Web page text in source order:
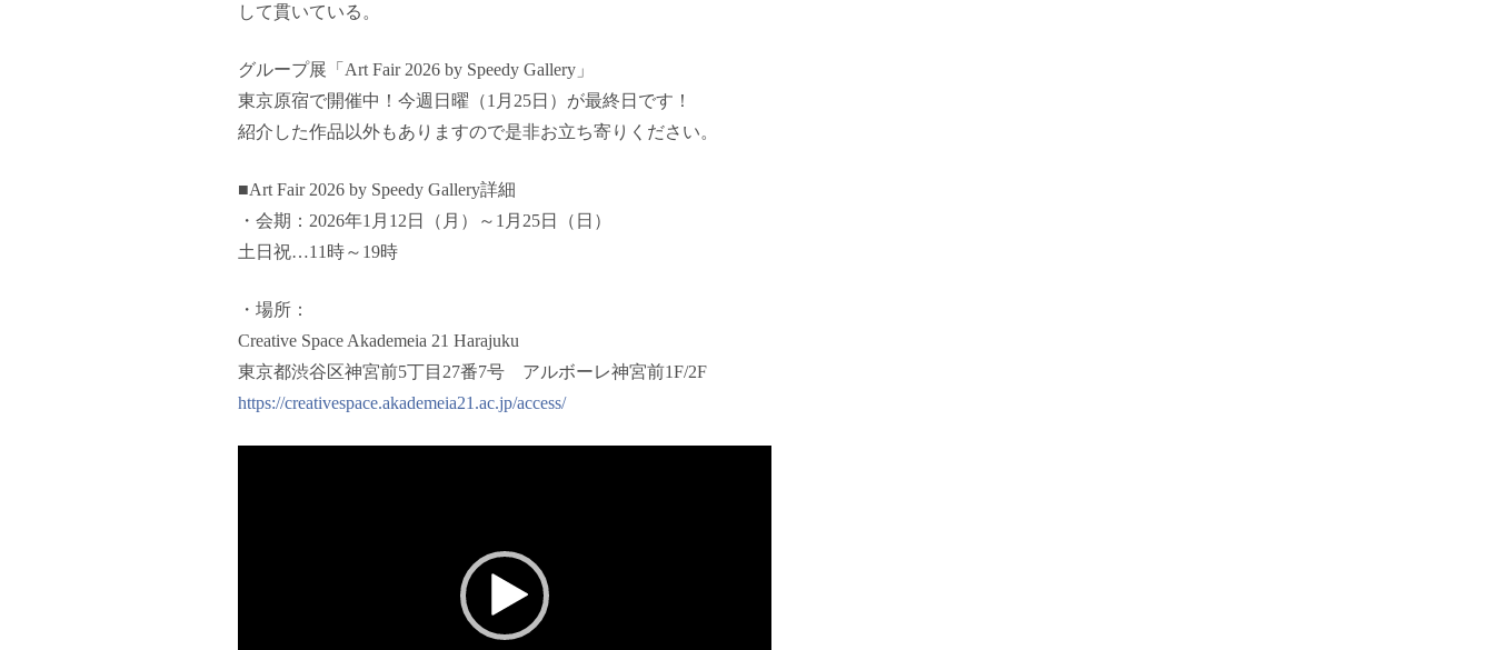
して貫いている。
グループ展「Art Fair 2026 by Speedy Gallery」
東京原宿で開催中！今週日曜（1月25日）が最終日です！
紹介した作品以外もありますので是非お立ち寄りください。
■Art Fair 2026 by Speedy Gallery詳細
・会期：2026年1月12日（月）～1月25日（日）
土日祝…11時～19時
・場所：
Creative Space Akademeia 21 Harajuku
東京都渋谷区神宮前5丁目27番7号 アルボーレ神宮前1F/2F
https://creativespace.akademeia21.ac.jp/access/